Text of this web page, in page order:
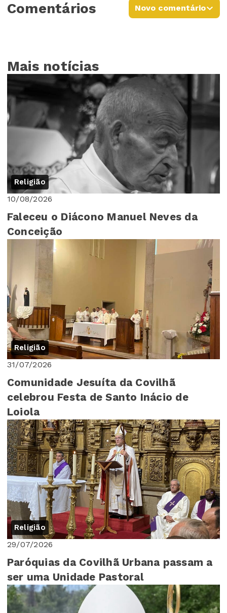
Comentários Novo comentário
Mais notícias
Religião
10/08/2026
Faleceu o Diácono Manuel Neves da
Conceição
Religião
31/07/2026
Comunidade Jesuíta da Covilhã
celebrou Festa de Santo Inácio de
Loiola
Religião
29/07/2026
Paróquias da Covilhã Urbana passam a
ser uma Unidade Pastoral